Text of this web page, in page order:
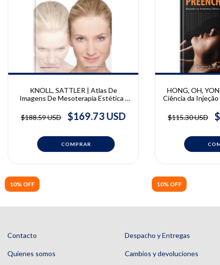
10% OFF
KNOLL, SATTLER | Atlas De
Imagens De Mesoterapia Estética |
$188.59 USD
$169.73 USD
10% OFF
HONG, OH,
Ciência da
Bongcheol
$115.30 USD
Contacto
Quienes somos
Despacho y Entregas
Cambios y devoluciones